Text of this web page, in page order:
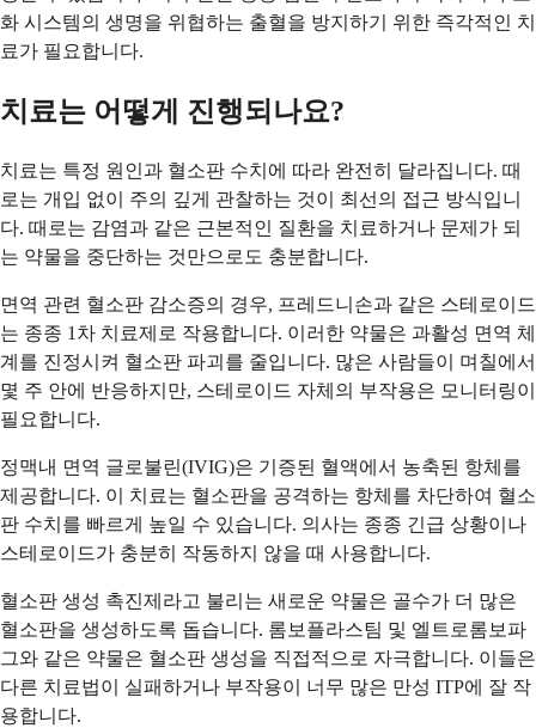
화 시스템의 생명을 위협하는 출혈을 방지하기 위한 즉각적인 치
료가 필요합니다.
치료는 어떻게 진행되나요?
치료는 특정 원인과 혈소판 수치에 따라 완전히 달라집니다. 때
로는 개입 없이 주의 깊게 관찰하는 것이 최선의 접근 방식입니
다. 때로는 감염과 같은 근본적인 질환을 치료하거나 문제가 되
는 약물을 중단하는 것만으로도 충분합니다.
면역 관련 혈소판 감소증의 경우, 프레드니손과 같은 스테로이드
는 종종 1차 치료제로 작용합니다. 이러한 약물은 과활성 면역 체
계를 진정시켜 혈소판 파괴를 줄입니다. 많은 사람들이 며칠에서
몇 주 안에 반응하지만, 스테로이드 자체의 부작용은 모니터링이
필요합니다.
정맥내 면역 글로불린(IVIG)은 기증된 혈액에서 농축된 항체를
제공합니다. 이 치료는 혈소판을 공격하는 항체를 차단하여 혈소
판 수치를 빠르게 높일 수 있습니다. 의사는 종종 긴급 상황이나
스테로이드가 충분히 작동하지 않을 때 사용합니다.
혈소판 생성 촉진제라고 불리는 새로운 약물은 골수가 더 많은
혈소판을 생성하도록 돕습니다. 롬보플라스팀 및 엘트로롬보파
그와 같은 약물은 혈소판 생성을 직접적으로 자극합니다. 이들은
다른 치료법이 실패하거나 부작용이 너무 많은 만성 ITP에 잘 작
용합니다.